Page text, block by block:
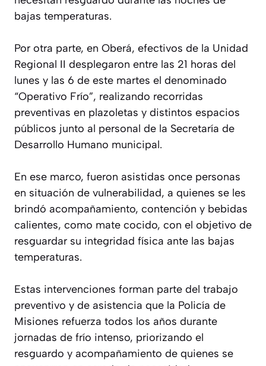
bajas temperaturas.
Por otra parte, en Oberá, efectivos de la Unidad
Regional II desplegaron entre las 21 horas del
lunes y las 6 de este martes el denominado
“Operativo Frío”, realizando recorridas
preventivas en plazoletas y distintos espacios
públicos junto al personal de la Secretaría de
Desarrollo Humano municipal.
En ese marco, fueron asistidas once personas
en situación de vulnerabilidad, a quienes se les
brindó acompañamiento, contención y bebidas
calientes, como mate cocido, con el objetivo de
resguardar su integridad física ante las bajas
temperaturas.
Estas intervenciones forman parte del trabajo
preventivo y de asistencia que la Policía de
Misiones refuerza todos los años durante
jornadas de frío intenso, priorizando el
resguardo y acompañamiento de quienes se